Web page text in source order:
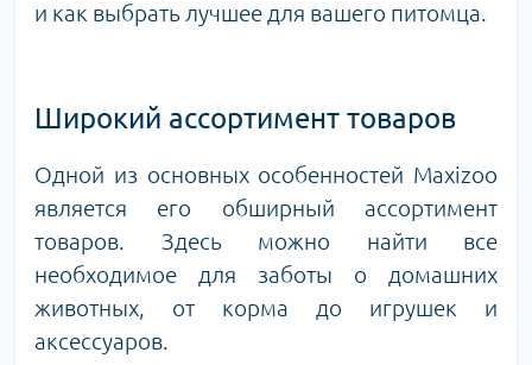
и как выбрать лучшее для вашего питомца.
Широкий ассортимент товаров
Одной из основных особенностей Maxizoo
является его обширный ассортимент
товаров. Здесь можно найти все
необходимое для заботы о домашних
животных, от корма до игрушек и
аксессуаров.